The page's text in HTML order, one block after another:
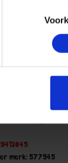
Schuurblad
merk: 577545